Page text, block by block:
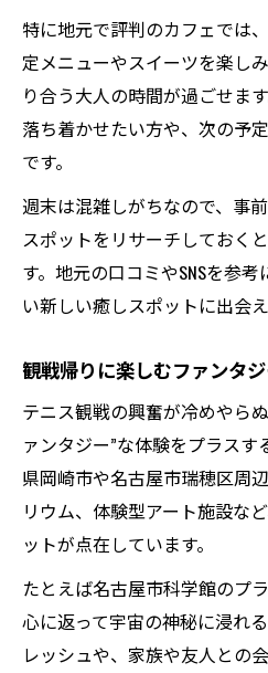
特に地元で評判のカフェでは
定メニューやスイーツを楽し
り合う大人の時間が過ごせま
落ち着かせたい方や、次の予
です。
週末は混雑しがちなので、事
スポットをリサーチしておく
す。地元の口コミやSNSを参
い新しい癒しスポットに出会
観戦帰りに楽しむファンタ
テニス観戦の興奮が冷めやら
ァンタジー”な体験をプラス
県岡崎市や名古屋市瑞穂区周
リウム、体験型アート施設な
ットが点在しています。
たとえば名古屋市科学館のプ
心に返って宇宙の神秘に浸れ
レッシュや、家族や友人との